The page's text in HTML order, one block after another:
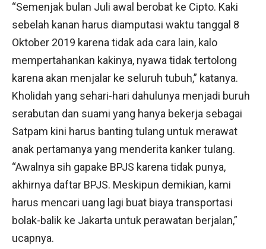
“Semenjak bulan Juli awal berobat ke Cipto. Kaki
sebelah kanan harus diamputasi waktu tanggal 8
Oktober 2019 karena tidak ada cara lain, kalo
mempertahankan kakinya, nyawa tidak tertolong
karena akan menjalar ke seluruh tubuh,” katanya.
Kholidah yang sehari-hari dahulunya menjadi buruh
serabutan dan suami yang hanya bekerja sebagai
Satpam kini harus banting tulang untuk merawat
anak pertamanya yang menderita kanker tulang.
“Awalnya sih gapake BPJS karena tidak punya,
akhirnya daftar BPJS. Meskipun demikian, kami
harus mencari uang lagi buat biaya transportasi
bolak-balik ke Jakarta untuk perawatan berjalan,”
ucapnya.